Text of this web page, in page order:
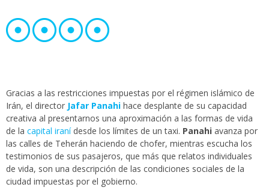
Gracias a las restricciones impuestas por el régimen islámico de
Irán, el director Jafar Panahi hace desplante de su capacidad
creativa al presentarnos una aproximación a las formas de vida
de la capital iranídesde los límites de un taxi. Panahi avanza por
las calles de Teherán haciendo de chofer, mientras escucha los
testimonios de sus pasajeros, que más que relatos individuales
de vida, son una descripción de las condiciones sociales de la
ciudad impuestas por el gobierno.